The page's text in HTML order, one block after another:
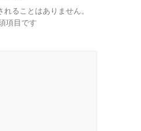
ることはありません。
項目です